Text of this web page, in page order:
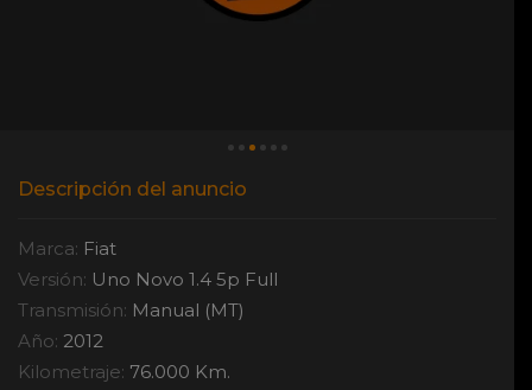
Descripción del anuncio
Marca: Fiat
Versión: Uno Novo 1.4 5p Full
Transmisión: Manual (MT)
Año: 2012
Kilometraje: 76.000 Km.